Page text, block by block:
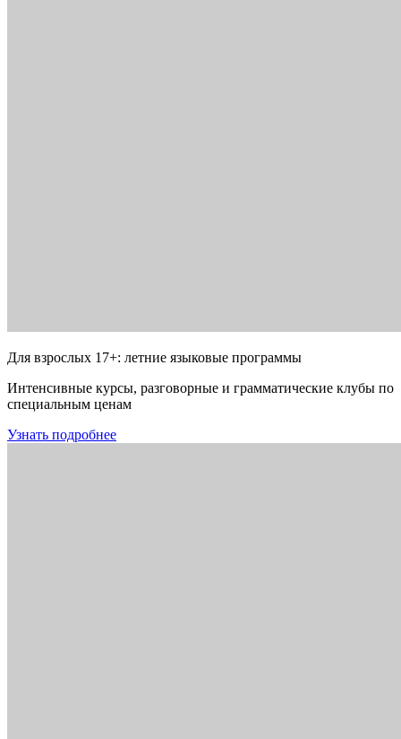
Для взрослых 17+: летние языковые программы
Интенсивные курсы, разговорные и грамматические клубы по
специальным ценам
Узнать подробнее